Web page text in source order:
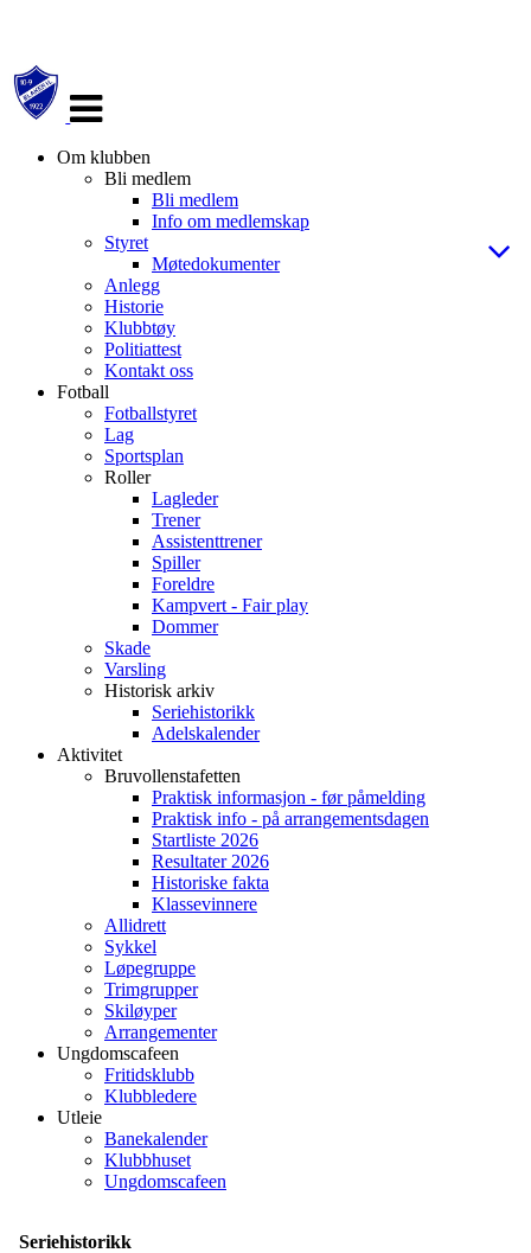
navigasjon
Om klubben
Bli medlem
Bli medlem
Info om medlemskap
Styret
Møtedokumenter
Anlegg
Historie
Klubbtøy
Politiattest
Kontakt oss
Fotball
Fotballstyret
Lag
Sportsplan
Roller
Lagleder
Trener
Assistenttrener
Spiller
Foreldre
Kampvert - Fair play
Dommer
Skade
Varsling
Historisk arkiv
Seriehistorikk
Adelskalender
Aktivitet
Bruvollenstafetten
Praktisk informasjon - før påmelding
Praktisk info - på arrangementsdagen
Startliste 2026
Resultater 2026
Historiske fakta
Klassevinnere
Allidrett
Sykkel
Løpegruppe
Trimgrupper
Skiløyper
Arrangementer
Ungdomscafeen
Fritidsklubb
Klubbledere
Utleie
Banekalender
Klubbhuset
Ungdomscafeen
Seriehistorikk